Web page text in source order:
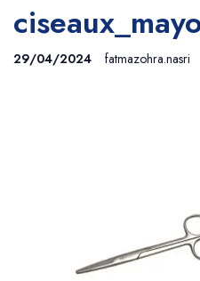
29/04/2024 fatmazohra.nasri